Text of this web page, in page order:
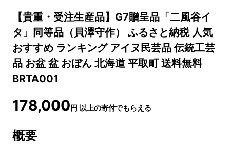
【貴重・受注生産品】G7贈呈品「二風谷イ
タ」同等品（貝澤守作） ふるさと納税 人気
おすすめ ランキング アイヌ民芸品 伝統工芸
品 お盆 盆 おぼん 北海道 平取町 送料無料
BRTA001
178,000円 以上の寄付でもらえる
概要